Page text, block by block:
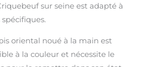
sur seine est adapté à
oriental noué à la main est
à la couleur et nécessite le